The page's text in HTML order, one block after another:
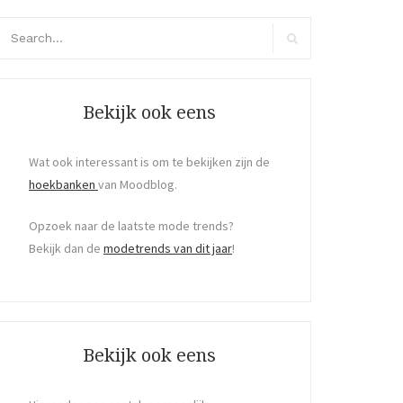
Bekijk ook eens
Wat ook interessant is om te bekijken zijn de
hoekbanken van Moodblog.
Opzoek naar de laatste mode trends?
Bekijk dan de modetrends van dit jaar!
Bekijk ook eens